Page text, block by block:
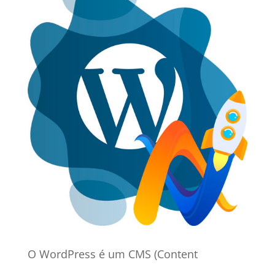
O WordPress é um CMS (Content